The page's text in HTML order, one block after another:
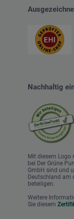
Nachhaltig
Mit diesem Logo
bei Der Grüne
GmbH sind und
Deutschland am
beteiligen.
Weitere
Sie diesem